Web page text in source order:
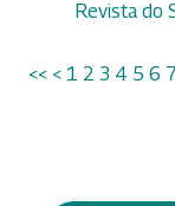
Revista do
<< < 1 2 3 4 5 6 7